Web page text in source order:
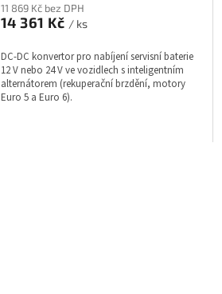
11 869 Kč bez DPH
14 361 Kč / ks
DC-DC konvertor pro nabíjení servisní baterie
12 V nebo 24 V ve vozidlech s inteligentním
alternátorem (rekuperační brzdění, motory
Euro 5 a Euro 6).